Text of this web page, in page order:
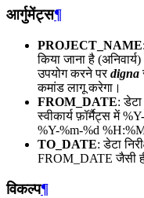
आर्गुमेंट्स¶
PROJECT_NAME
किया जाना है
उपयोग करने परdigna
कमांड लागू करेगा।
FROM_DATE:
स्वीकार्य फ़ॉर्मैट्स में
%Y-%m-%d
TO_DATE: डेटा
FROM_DATE जैसी
विकल्प¶